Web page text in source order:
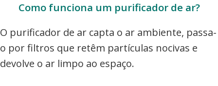
Como funciona um purificador de ar?
O purificador de ar capta o ar ambiente, passa-
o por filtros que retêm partículas nocivas e
devolve o ar limpo ao espaço.